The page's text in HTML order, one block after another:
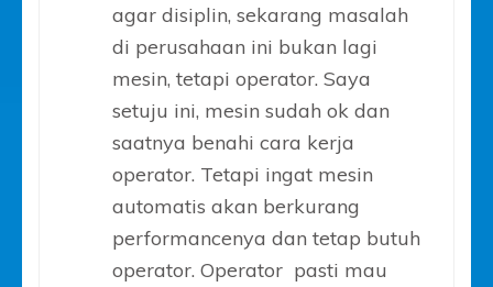
agar disiplin, sekarang masalah
di perusahaan ini bukan lagi
mesin, tetapi operator. Saya
setuju ini, mesin sudah ok dan
saatnya benahi cara kerja
operator. Tetapi ingat mesin
automatis akan berkurang
performancenya dan tetap butuh
operator. Operator pasti mau